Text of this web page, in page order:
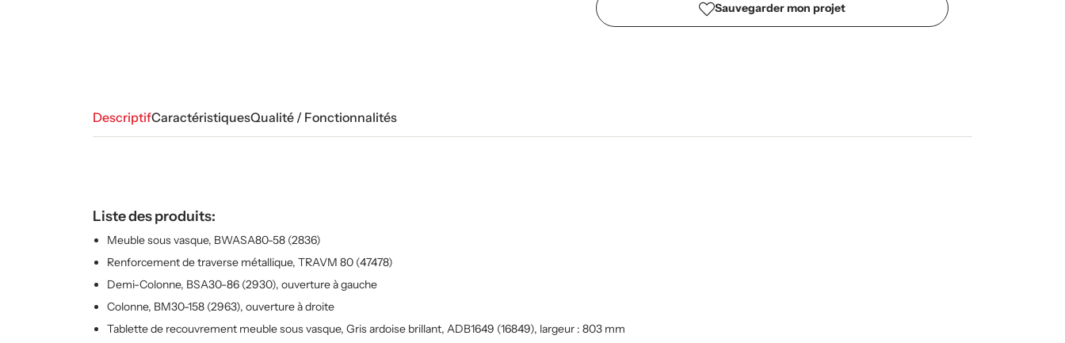
Sauvegarder mon projet
DescriptifCaractéristiquesQualité / Fonctionnalités
Liste des produits:
Meuble sous vasque, BWASA80-58 (2836)
Renforcement de traverse métallique, TRAVM 80 (47478)
Demi-Colonne, BSA30-86 (2930), ouverture à gauche
Colonne, BM30-158 (2963), ouverture à droite
Tablette de recouvrement meuble sous vasque, Gris ardoise brillant, ADB1649 (16849), largeur : 803 mm